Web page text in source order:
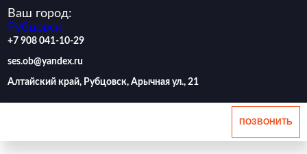
Ваш город:
Рубцовск
‪+7 908 041-10-29
ses.ob@yandex.ru
Алтайский край, Рубцовск, Арычная ул., 21
ПОЗВОНИТЬ